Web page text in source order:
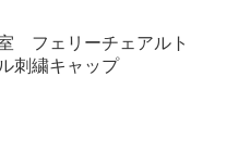
フェリーチェアルト
刺繍キャップ